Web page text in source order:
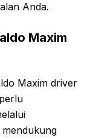
Anda.
Maxim
Maxim driver